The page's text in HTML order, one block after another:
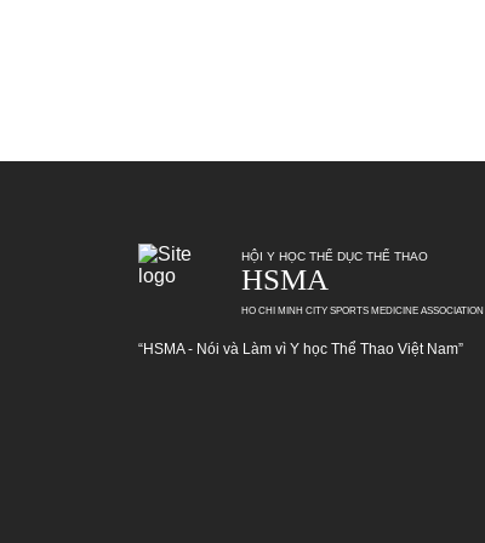
HỘI Y HỌC THỂ DỤC THỂ THAO
HSMA
HO CHI MINH CITY SPORTS MEDICINE ASSOCIATION
“HSMA - Nói và Làm vì Y học Thể Thao Việt Nam”